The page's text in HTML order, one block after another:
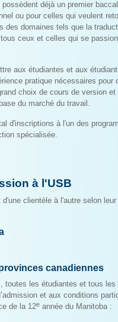
déjà un premier
ou pour celles qui veulent
des domaines tels que la
ceux et celles qui se
aux étudiantes et aux
pratique nécessaires pour
choix de cours de version et
du marché du travail.
d'inscriptions à l'un des
spécialisée.
à l'USB
clientèle à l'autre selon leur
canadiennes
toutes les étudiantes et tous les
et aux conditions
de la 12e année du Manitoba :